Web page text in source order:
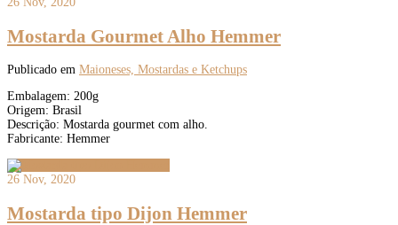
Mostarda Gourmet Alho Hemmer
Publicado em Maioneses, Mostardas e Ketchups
Embalagem: 200g
Origem: Brasil
Descrição: Mostarda gourmet com alho.
Fabricante: Hemmer
26 Nov, 2020
Mostarda tipo Dijon Hemmer